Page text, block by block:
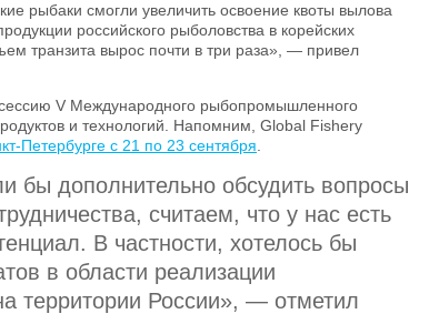
рыбаки смогли увеличить освоение квоты вылова
российского рыболовства в корейских
транзита вырос почти в три раза», — привел
V Международного рыбопромышленного
и технологий. Напомним, Global Fishery
Петербурге с 21 по 23 сентября
бы дополнительно обсудить вопросы
считаем, что у нас есть
В частности, хотелось бы
в области реализации
территории России», — отметил